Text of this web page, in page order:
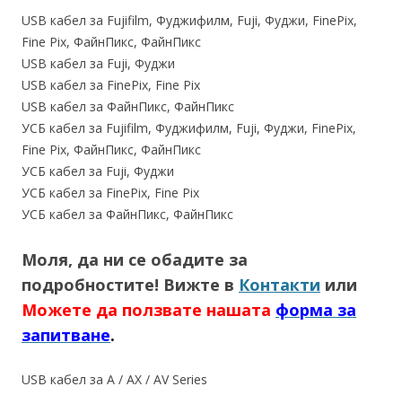
USB кабел за Fujifilm, Фуджифилм, Fuji, Фуджи, FinePix,
Fine Pix, ФайнПикс, ФайнПикс
USB кабел за Fuji, Фуджи
USB кабел за FinePix, Fine Pix
USB кабел за ФайнПикс, ФайнПикс
УСБ кабел за Fujifilm, Фуджифилм, Fuji, Фуджи, FinePix,
Fine Pix, ФайнПикс, ФайнПикс
УСБ кабел за Fuji, Фуджи
УСБ кабел за FinePix, Fine Pix
УСБ кабел за ФайнПикс, ФайнПикс
Моля, да ни се обадите за
подробностите! Вижте в Контакти или
Можете да ползвате нашата форма за
запитване.
USB кабел за A / AX / AV Series